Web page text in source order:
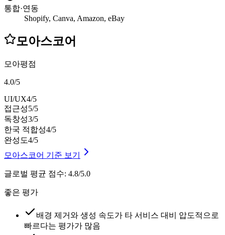
통합·연동
Shopify, Canva, Amazon, eBay
모아스코어
모아평점
4.0/5
UI/UX4/5
접근성5/5
독창성3/5
한국 적합성4/5
완성도4/5
모아스코어 기준 보기
글로벌 평균 점수: 4.8/5.0
좋은 평가
배경 제거와 생성 속도가 타 서비스 대비 압도적으로
빠르다는 평가가 많음